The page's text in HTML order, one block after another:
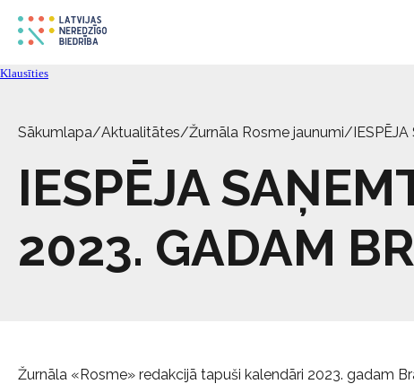
Klausīties
Sākumlapa/Aktualitātes/Žurnāla Rosme jaunumi/
IESPĒJA
2023. GADAM
Žurnāla «Rosme» redakcijā tapuši kalendāri 2023. gadam